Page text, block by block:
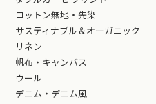
コットン無地・先染
サスティナブル＆オーガニック
リネン
帆布・キャンバス
ウール
デニム・デニム風